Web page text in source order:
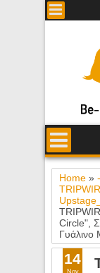
Home »
Circle",
Γυάλινο
14